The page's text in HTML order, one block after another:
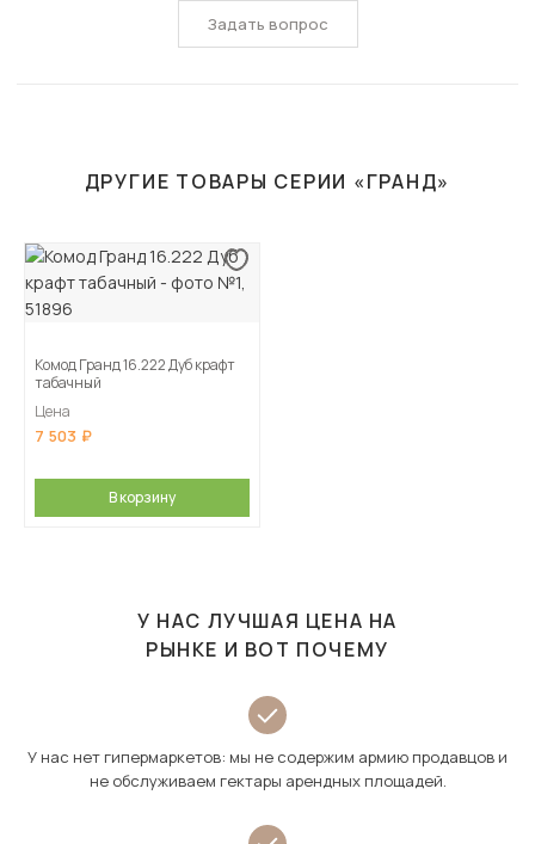
Задать вопрос
ДРУГИЕ ТОВАРЫ СЕРИИ «ГРАНД»
Комод Гранд 16.222 Дуб крафт
табачный
Цена
7 503
В корзину
У НАС ЛУЧШАЯ ЦЕНА НА
РЫНКЕ И ВОТ ПОЧЕМУ
У нас нет гипермаркетов: мы не содержим армию продавцов и
не обслуживаем гектары арендных площадей.